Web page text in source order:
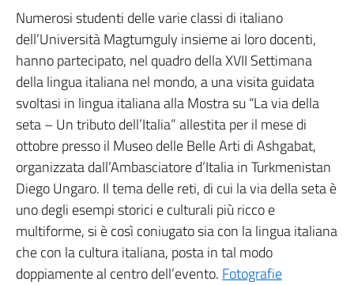
Numerosi studenti delle varie classi di italiano
dell’Università Magtumguly insieme ai loro docenti,
hanno partecipato, nel quadro della XVII Settimana
della lingua italiana nel mondo, a una visita guidata
svoltasi in lingua italiana alla Mostra su “La via della
seta – Un tributo dell’Italia” allestita per il mese di
ottobre presso il Museo delle Belle Arti di Ashgabat,
organizzata dall’Ambasciatore d’Italia in Turkmenistan
Diego Ungaro. Il tema delle reti, di cui la via della seta è
uno degli esempi storici e culturali più ricco e
multiforme, si è così coniugato sia con la lingua italiana
che con la cultura italiana, posta in tal modo
doppiamente al centro dell’evento. Fotografie